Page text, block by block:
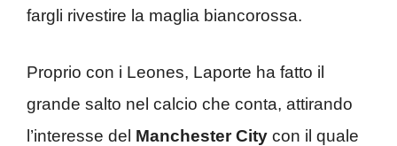
fargli rivestire la maglia biancorossa.
Proprio con i Leones, Laporte ha fatto il
grande salto nel calcio che conta, attirando
l’interesse del Manchester City con il quale